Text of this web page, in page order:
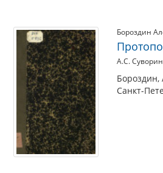
Бороздин
А.С. Суворин
Бороздин,
Санкт-